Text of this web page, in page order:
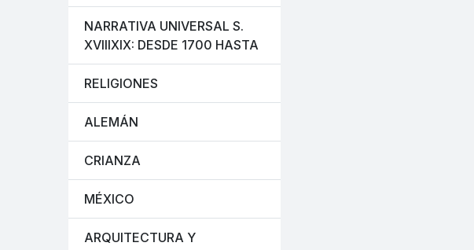
NARRATIVA UNIVERSAL S.
XVIIIXIX: DESDE 1700 HASTA
RELIGIONES
ALEMÁN
CRIANZA
MÉXICO
ARQUITECTURA Y